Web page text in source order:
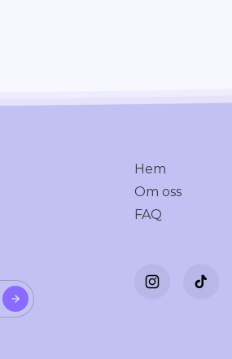
Hem
Om oss
FAQ